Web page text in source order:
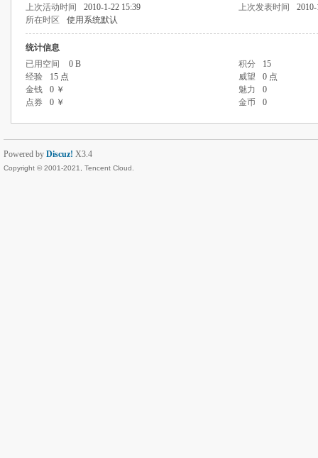
上次活动时间
2010-1-22 15:39 上次发表时间
所在时区
使用系统默认
统计信息
已用空间
0 B 积分
15
经验
15 点 威望
0 点
金钱
0 ￥ 魅力
0
点券
0 ￥ 金币 0
Powered by Discuz! X3.4
Copyright © 2001-2021, Tencent Cloud.